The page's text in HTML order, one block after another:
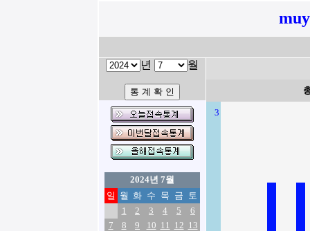
년 월
2024년 7월
일 월 화 수 목 금 토
1
2 3 4 5
6
7
8 9 10 11 12 13
3